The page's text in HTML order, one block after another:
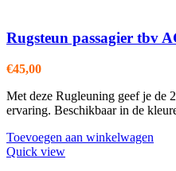
gekozen
worden
productpagina
Rugsteun passagier tbv
€45,00
Met deze Rugleuning geef je de
ervaring. Beschikbaar in de
Toevoegen aan winkelwagen
Quick view